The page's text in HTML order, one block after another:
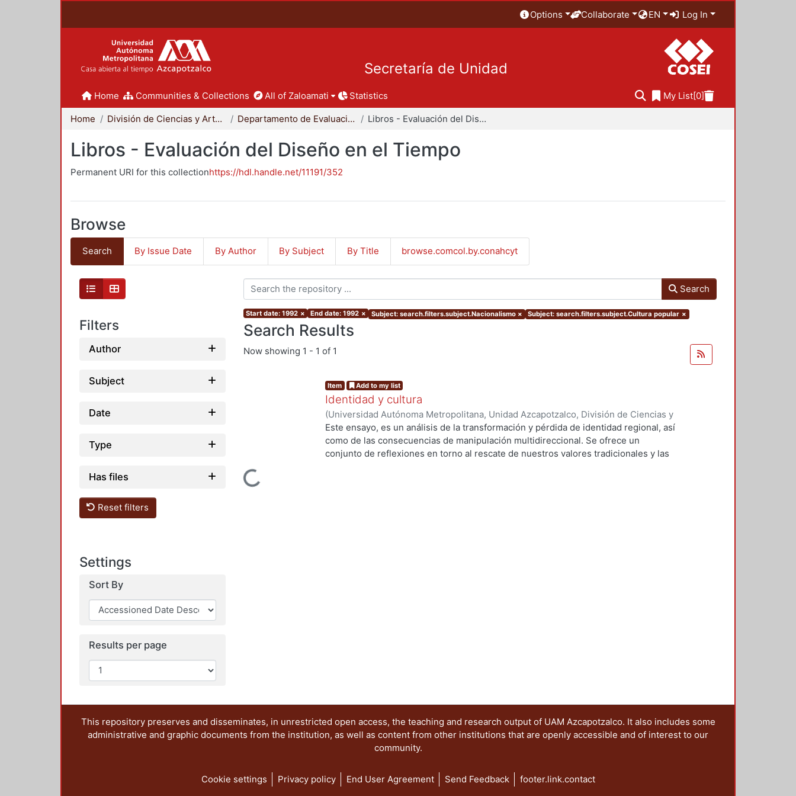
Options Collaborate EN Log In
Secretaría de Unidad
Home Communities & Collections All of Zaloamati Statistics My List[0]
Home División de Ciencias y Artes para el Diseño Departamento de Evaluación del Diseño en el Tiempo Libros - Evaluación del Diseño en el Tiempo
Libros - Evaluación del Diseño en el Tiempo
Permanent URI for this collectionhttps://hdl.handle.net/11191/352
Browse
Search By Issue Date By Author By Subject By Title browse.comcol.by.conahcyt
Filters
Author
Subject
Date
Type
Has files
Reset filters
Settings
Sort By
Results per page
Search
Start date: 1992 × End date: 1992 × Subject: search.filters.subject.Nacionalismo × Subject: search.filters.subject.Cultura popular ×
Search Results
Now showing 1 - 1 of 1
Loading...
Item Add to my list
Identidad y cultura
(Universidad Autónoma Metropolitana, Unidad Azcapotzalco, División de Ciencias y
Artes para el Diseño, Departamento de Evaluación del Diseño en el Tiempo,1992)
Cruzvillegas Villegas, Rogelio
Este ensayo, es un análisis de la transformación y pérdida de identidad regional, así
como de las consecuencias de manipulación multidireccional. Se ofrece un
conjunto de reflexiones en torno al rescate de nuestros valores tradicionales y las
This repository preserves and disseminates, in unrestricted open access, the teaching and research output of UAM Azcapotzalco. It also includes some
administrative and graphic documents from the institution, as well as content from other institutions that are openly accessible and of interest to our
community.
Cookie settings Privacy policy End User Agreement Send Feedback footer.link.contact